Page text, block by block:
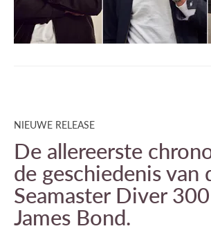
NIEUWE RELEASE
De allereerste
de geschiedenis van
Seamaster Diver
James Bond.